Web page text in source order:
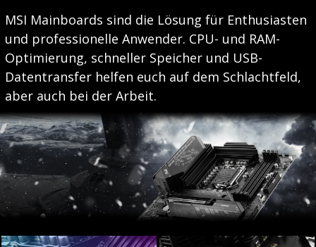
MSI Mainboards sind die Lösung für Enthusiasten
und professionelle Anwender. CPU- und RAM-
Optimierung, schneller Speicher und USB-
Datentransfer helfen euch auf dem Schlachtfeld,
aber auch bei der Arbeit.